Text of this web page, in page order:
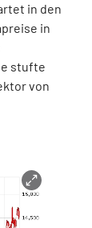
in den
in
stufte
von